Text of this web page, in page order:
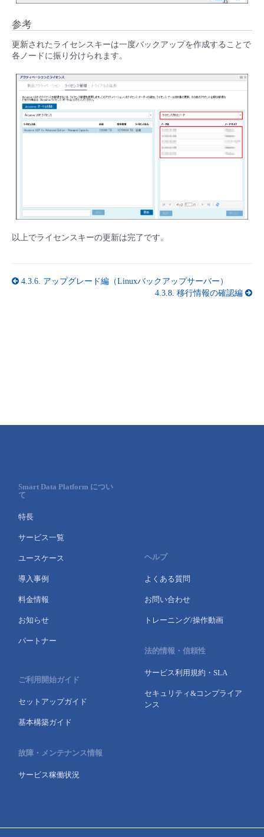
参考
更新されたライセンスキーは一度バックアップを作成することで
各ノードに振り分けられます。
以上でライセンスキーの更新は完了です。
4.3.6. アップグレード編（Linuxバックアップサーバー）
4.3.8. 移行情報の確認編
Smart Data Platform につい
て
特長
サービス一覧
ユースケース
導入事例
料金情報
お知らせ
パートナー
ご利用開始ガイド
セットアップガイド
基本構築ガイド
故障・メンテナンス情報
サービス稼働状況
ヘルプ
よくある質問
お問い合わせ
トレーニング/操作動画
法的情報・信頼性
サービス利用規約・SLA
セキュリティ&コンプライア
ンス